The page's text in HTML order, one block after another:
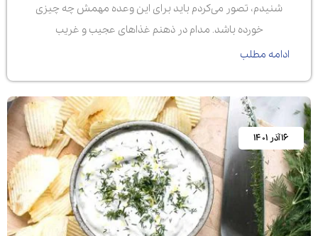
شنیدم، تصور می‌کردم باید برای این وعده مهمش چه چیزی
خورده باشد. مدام در ذهنم غذاهای عجیب و غریب
ادامه مطلب
۱۶ آذر ۱۴۰۱